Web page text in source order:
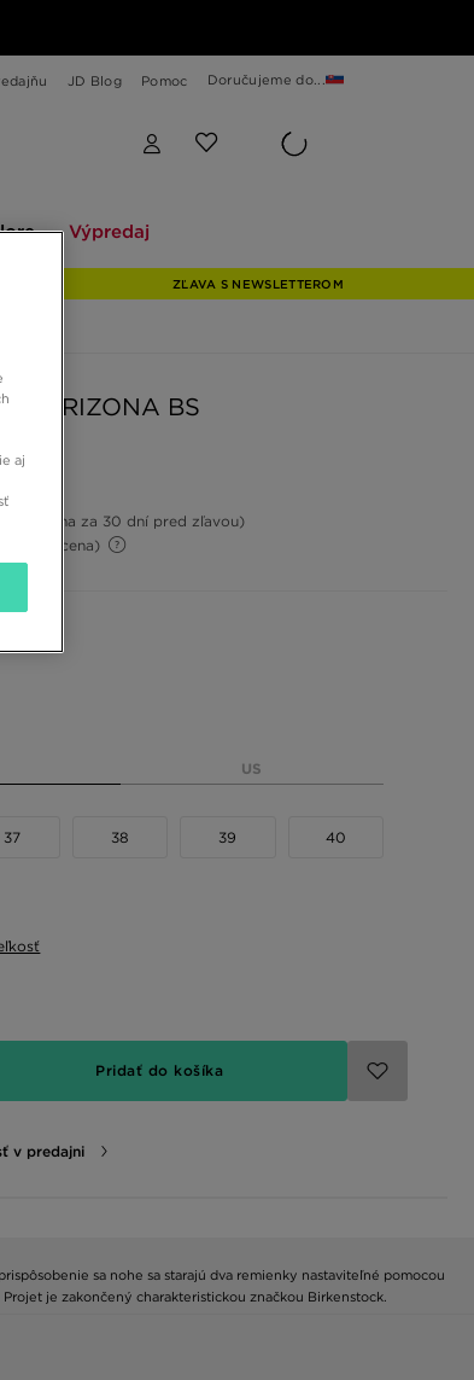
JD Blog Pomoc Doručujeme do...
Výpredaj
ZĽAVA S NEWSLETTEROM
ARIZONA BS
cena za 30 dní pred zľavou)
cena)
US
37 38 39 40
Pridať do košíka
v predajni
sa nohe sa starajú dva remienky nastaviteľné pomocou
je zakončený charakteristickou značkou Birkenstock.
aj